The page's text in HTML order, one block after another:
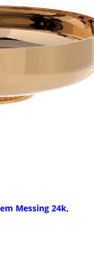
Messing 24k,